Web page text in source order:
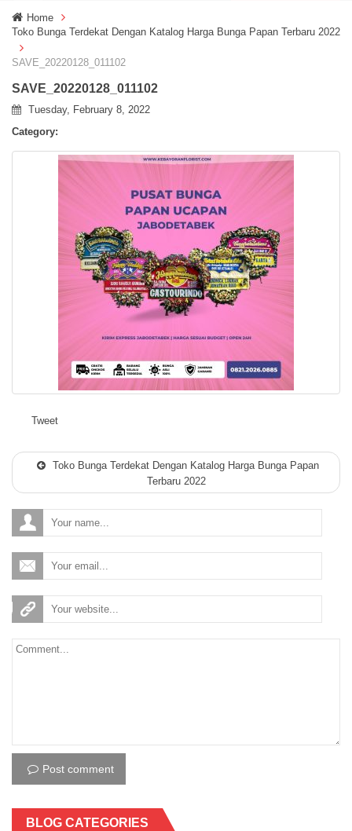
g
g
e
n
a
t
Home
Toko Bunga Terdekat Dengan Katalog Harga Bunga Papan Terbaru 2022
SAVE_20220128_011102
SAVE_20220128_011102
Tuesday, February 8, 2022
Category:
Tweet
Toko Bunga Terdekat Dengan Katalog Harga Bunga Papan
Terbaru 2022
Post comment
BLOG CATEGORIES